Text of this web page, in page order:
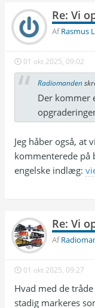
Re: Vi
AfRasmus
01 okt 2025, 09:02
Radiomanden
Der kommer
Jeg håber også, at
kommenterede på
engelske indlæg:
Re: Vi
Af
01 okt 2025, 09:27
Hvad med de
stadig markeres